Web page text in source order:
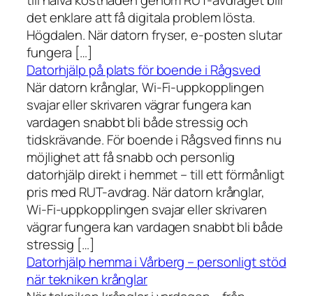
det enklare att få digitala problem lösta.
Högdalen. När datorn fryser, e-posten slutar
fungera […]
Datorhjälp på plats för boende i Rågsved
När datorn krånglar, Wi-Fi-uppkopplingen
svajar eller skrivaren vägrar fungera kan
vardagen snabbt bli både stressig och
tidskrävande. För boende i Rågsved finns nu
möjlighet att få snabb och personlig
datorhjälp direkt i hemmet – till ett förmånligt
pris med RUT-avdrag. När datorn krånglar,
Wi-Fi-uppkopplingen svajar eller skrivaren
vägrar fungera kan vardagen snabbt bli både
stressig […]
Datorhjälp hemma i Vårberg – personligt stöd
när tekniken krånglar